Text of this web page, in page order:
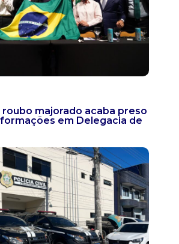
majorado acaba preso
em Delegacia de